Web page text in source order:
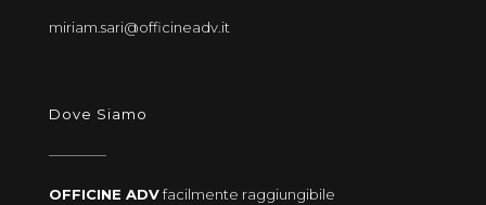
miriam.sari@officineadv.it
Dove Siamo
OFFICINE ADVfacilmente raggiungibile